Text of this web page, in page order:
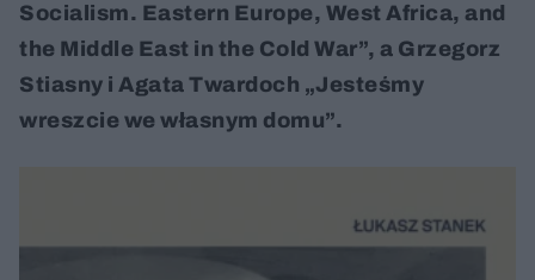
Socialism. Eastern Europe, West Africa, and
the Middle East in the Cold War”, a Grzegorz
Stiasny i Agata Twardoch „Jesteśmy
wreszcie we własnym domu”.